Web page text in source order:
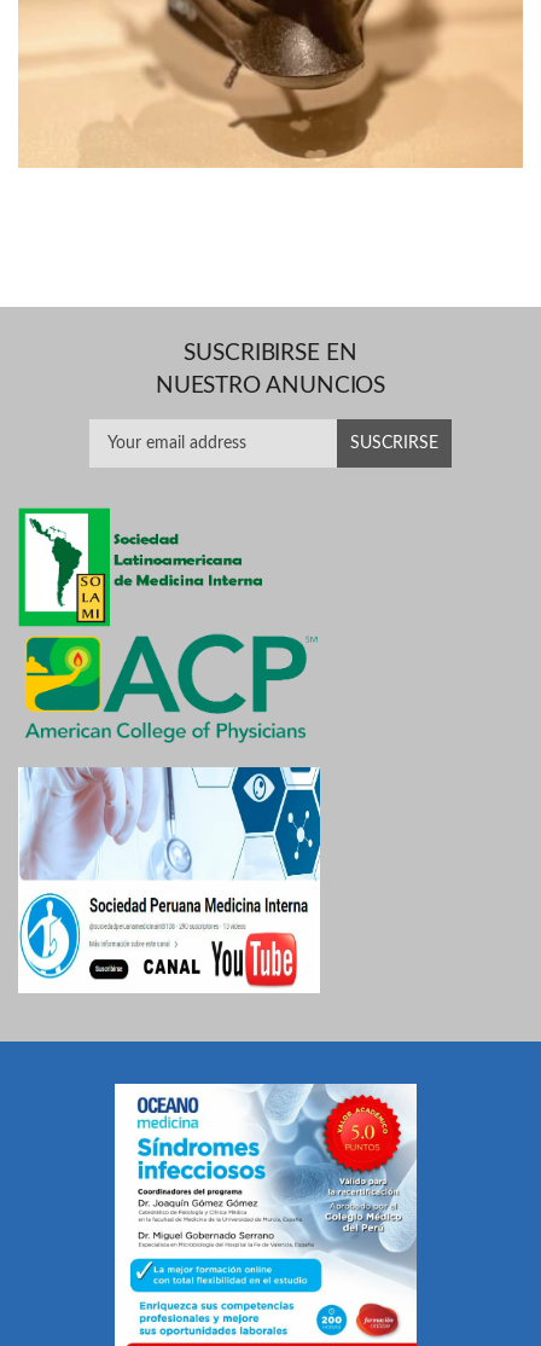
SUSCRIBIRSE EN
NUESTRO ANUNCIOS